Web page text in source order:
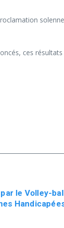
ces
par le Volley-